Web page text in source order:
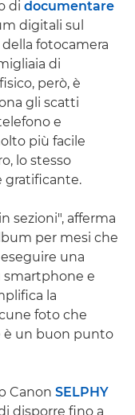
di documentare
digitali sul
fotocamera
di
però, è
gli scatti
e
più facile
lo stesso
gratificante.
sezioni", afferma
per mesi che
una
smartphone e
la
foto che
è un buon punto
Canon SELPHY
disporre fino a